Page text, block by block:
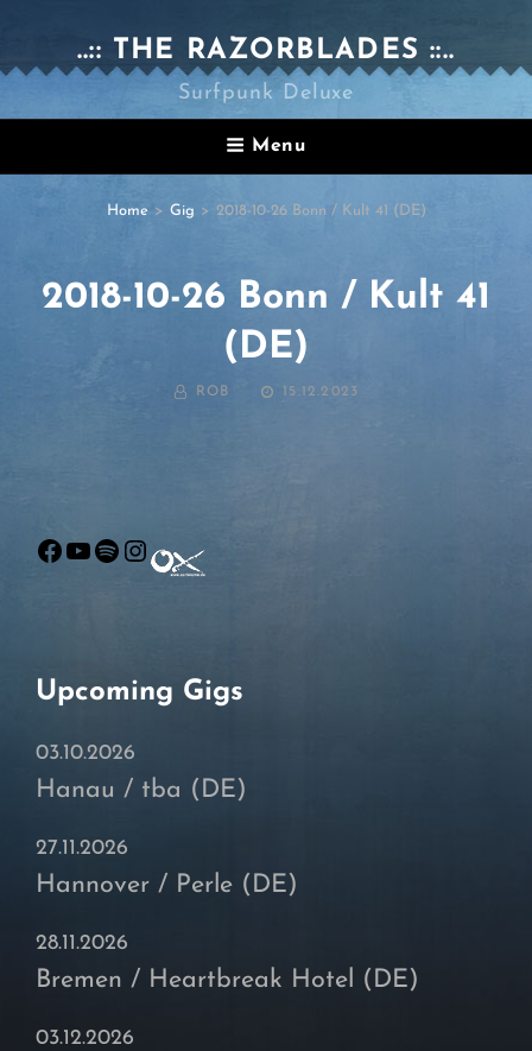
..:: THE RAZORBLADES ::..
Surfpunk Deluxe
Menu
Home > Gig > 2018-10-26 Bonn / Kult 41 (DE)
2018-10-26 Bonn / Kult 41
(DE)
BY ROB
POSTED
15.12.2023
Facebook
YouTube
Spotify
Instagram
Upcoming Gigs
03.10.2026
Hanau / tba (DE)
27.11.2026
Hannover / Perle (DE)
28.11.2026
Bremen / Heartbreak Hotel (DE)
03.12.2026